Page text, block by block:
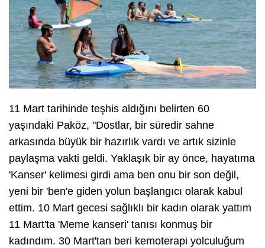
11 Mart tarihinde teşhis aldığını belirten 60
yaşındaki Paköz, "Dostlar, bir süredir sahne
arkasında büyük bir hazırlık vardı ve artık sizinle
paylaşma vakti geldi. Yaklaşık bir ay önce, hayatıma
'Kanser' kelimesi girdi ama ben onu bir son değil,
yeni bir 'ben'e giden yolun başlangıcı olarak kabul
ettim. 10 Mart gecesi sağlıklı bir kadın olarak yattım
11 Mart'ta 'Meme kanseri' tanısı konmuş bir
kadındım. 30 Mart'tan beri kemoterapi yolculuğum